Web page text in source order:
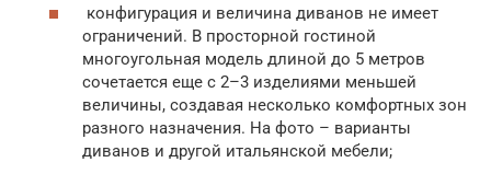
конфигурация и величина диванов не имеет
ограничений. В просторной гостиной
многоугольная модель длиной до 5 метров
сочетается еще с 2–3 изделиями меньшей
величины, создавая несколько комфортных зон
разного назначения. На фото – варианты
диванов и другой итальянской мебели;